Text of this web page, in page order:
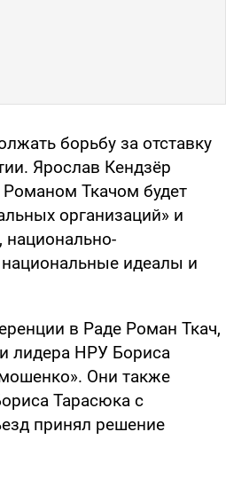
борьбу за отставку
Ярослав Кендзёр
Ткачом будет
организаций» и
национально-
идеалы и
в Раде Роман Ткач,
лидера НРУ Бориса
Они также
Тарасюка с
принял решение